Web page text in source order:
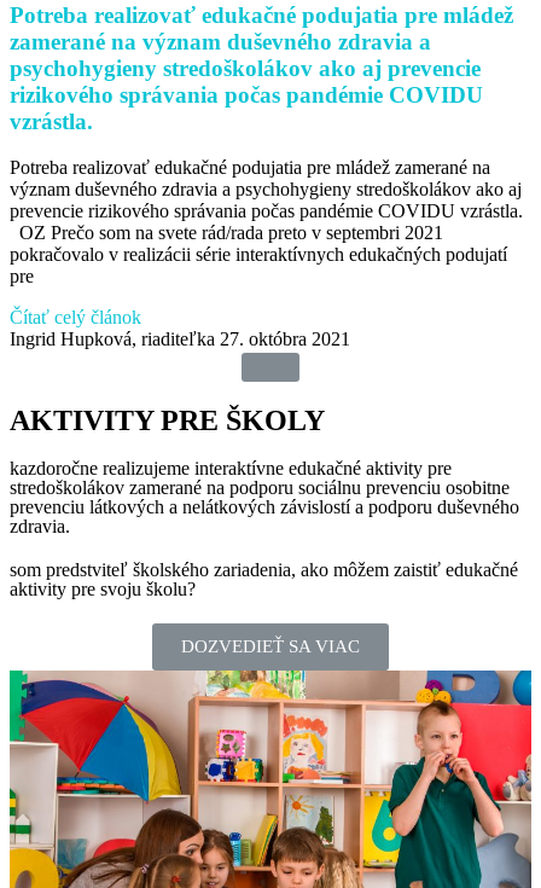
Potreba realizovať edukačné podujatia pre mládež
zamerané na význam duševného zdravia a
psychohygieny stredoškolákov ako aj prevencie
rizikového správania počas pandémie COVIDU
vzrástla.
Potreba realizovať edukačné podujatia pre mládež zamerané na
význam duševného zdravia a psychohygieny stredoškolákov ako aj
prevencie rizikového správania počas pandémie COVIDU vzrástla.
OZ Prečo som na svete rád/rada preto v septembri 2021
pokračovalo v realizácii série interaktívnych edukačných podujatí
pre
Čítať celý článok
Ingrid Hupková, riaditeľka 27. októbra 2021
AKTIVITY PRE ŠKOLY
kazdoročne realizujeme interaktívne edukačné aktivity pre
stredoškolákov zamerané na podporu sociálnu prevenciu osobitne
prevenciu látkových a nelátkových závislostí a podporu duševného
zdravia.
som predstviteľ školského zariadenia, ako môžem zaistiť edukačné
aktivity pre svoju školu?
DOZVEDIEŤ SA VIAC